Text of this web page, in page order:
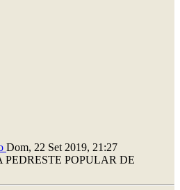
Dom, 22 Set 2019, 21:27
PEDRESTE POPULAR DE